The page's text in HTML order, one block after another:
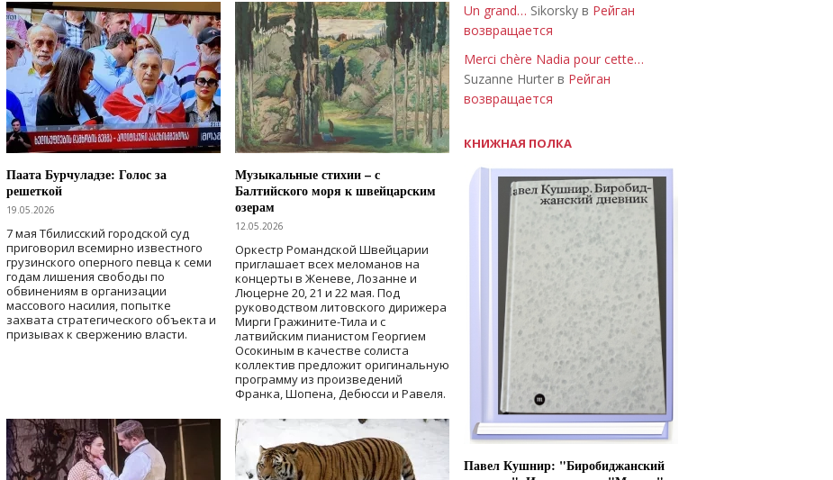
Паата Бурчуладзе: Голос за
решеткой
19.05.2026
7 мая Тбилисский городской суд
приговорил всемирно известного
грузинского оперного певца к семи
годам лишения свободы по
обвинениям в организации
массового насилия, попытке
захвата стратегического объекта и
призывах к свержению власти.
Музыкальные стихии – с
Балтийского моря к швейцарским
озерам
12.05.2026
Оркестр Романдской Швейцарии
приглашает всех меломанов на
концерты в Женеве, Лозанне и
Люцерне 20, 21 и 22 мая. Под
руководством литовского дирижера
Мирги Гражините-Тила и с
латвийским пианистом Георгием
Осокиным в качестве солиста
коллектив предложит оригинальную
программу из произведений
Франка, Шопена, Дебюсси и Равеля.
Un grand… Sikorsky в Рейган
возвращается
Merci chère Nadia pour cette…
Suzanne Hurter в Рейган
возвращается
КНИЖНАЯ ПОЛКА
Павел Кушнир: "Биробиджанский